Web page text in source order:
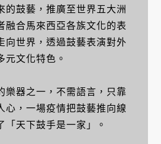
的鼓藝，推廣至世界五大洲
融合馬來西亞各族文化的表
向世界，透過鼓藝表演對外
元文化特色。
樂器之一，不需語言，只靠
心，一場疫情把鼓藝推向線
「天下鼓手是一家」。